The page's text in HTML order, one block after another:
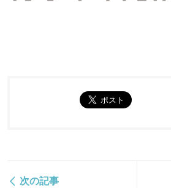
次の記事